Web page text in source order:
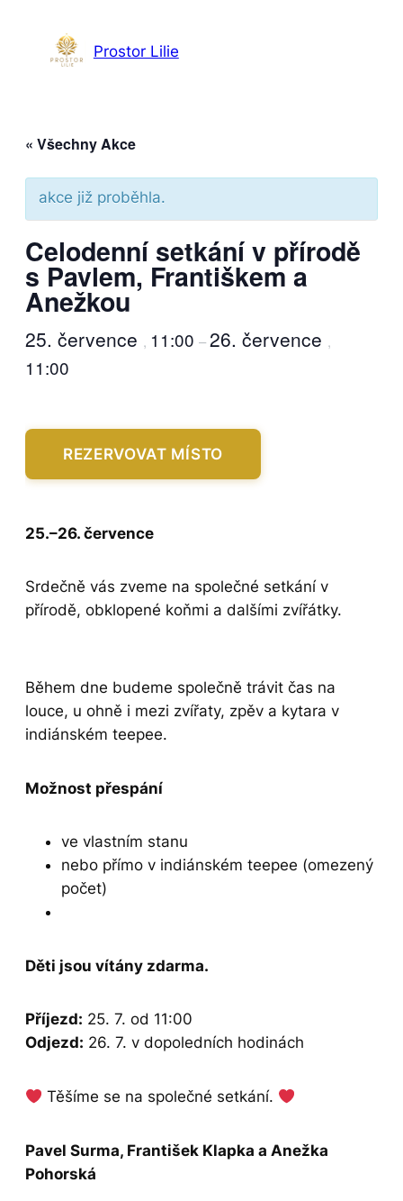
Prostor Lilie
« Všechny Akce
akce již proběhla.
Celodenní setkání v přírodě
s Pavlem, Františkem a
Anežkou
25. července , 11:00 –26. července ,
11:00
REZERVOVAT MÍSTO
25.–26. července
Srdečně vás zveme na společné setkání v
přírodě, obklopené koňmi a dalšími zvířátky.
Během dne budeme společně trávit čas na
louce, u ohně i mezi zvířaty, zpěv a kytara v
indiánském teepee.
Možnost přespání
ve vlastním stanu
nebo přímo v indiánském teepee (omezený
počet)
Děti jsou vítány zdarma.
Příjezd: 25. 7. od 11:00
Odjezd: 26. 7. v dopoledních hodinách
Těšíme se na společné setkání.
Pavel Surma, František Klapka a Anežka
Pohorská